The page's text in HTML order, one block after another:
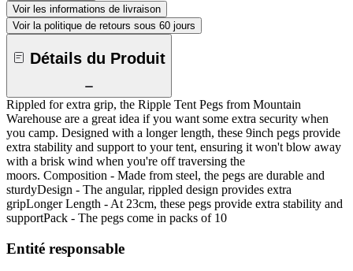
Voir les informations de livraison
Voir la politique de retours sous 60 jours
Détails du Produit
Rippled for extra grip, the Ripple Tent Pegs from Mountain
Warehouse are a great idea if you want some extra security when
you camp. Designed with a longer length, these 9inch pegs provide
extra stability and support to your tent, ensuring it won't blow away
with a brisk wind when you're off traversing the
moors. Composition - Made from steel, the pegs are durable and
sturdyDesign - The angular, rippled design provides extra
gripLonger Length - At 23cm, these pegs provide extra stability and
supportPack - The pegs come in packs of 10
Entité responsable